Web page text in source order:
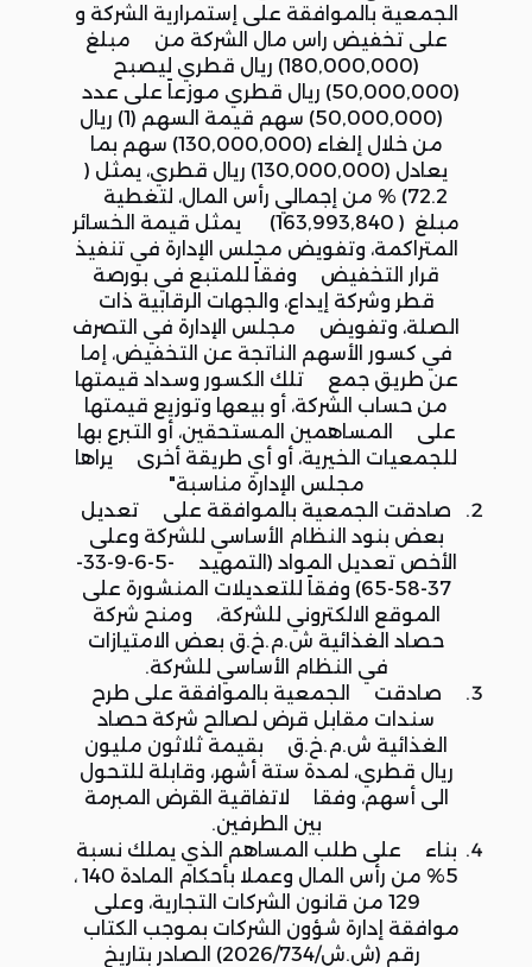
الجمعية بالموافقة على إستمرارية الشركة و
على تخفيض راس مال الشركة من مبلغ
(180,000,000) ريال قطري ليصبح
(50,000,000) ريال قطري موزعاً على عدد
(50,000,000) سهم قيمة السهم (1) ريال
من خلال إلغاء (130,000,000) سهم بما
يعادل (130,000,000) ريال قطري، يمثل (
72.2) % من إجمالي رأس المال، لتغطية
مبلغ ( 163,993,840) يمثل قيمة الخسائر
المتراكمة، وتفويض مجلس الإدارة في تنفيذ
قرار التخفيض وفقاً للمتبع في بورصة
قطر وشركة إيداع، والجهات الرقابية ذات
الصلة، وتفويض مجلس الإدارة في التصرف
في كسور الأسهم الناتجة عن التخفيض، إما
عن طريق جمع تلك الكسور وسداد قيمتها
من حساب الشركة، أو بيعها وتوزيع قيمتها
على المساهمين المستحقين، أو التبرع بها
للجمعيات الخيرية، أو أي طريقة أخرى يراها
مجلس الإدارة مناسبة"
صادقت الجمعية بالموافقة على تعديل
بعض بنود النظام الأساسي للشركة وعلى
الأخص تعديل المواد (التمهيد -5-6-9-33-
37-58-65) وفقاً للتعديلات المنشورة على
الموقع الالكتروني للشركة، ومنح شركة
حصاد الغذائية ش.م.خ.ق بعض الامتيازات
في النظام الأساسي للشركة.
صادقت الجمعية بالموافقة على طرح
سندات مقابل قرض لصالح شركة حصاد
الغذائية ش.م.خ.ق بقيمة ثلاثون مليون
ريال قطري، لمدة ستة أشهر، وقابلة للتحول
الى أسهم، وفقا لاتفاقية القرض المبرمة
بين الطرفين.
بناء على طلب المساهم الذي يملك نسبة
5% من رأس المال وعملا بأحكام المادة 140 ،
129 من قانون الشركات التجارية، وعلى
موافقة إدارة شؤون الشركات بموجب الكتاب
رقم (ش.ش/2026/734) الصادر بتاريخ